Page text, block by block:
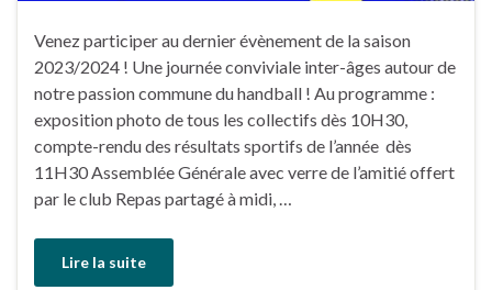
Venez participer au dernier évènement de la saison
2023/2024 ! Une journée conviviale inter-âges autour de
notre passion commune du handball ! Au programme :
exposition photo de tous les collectifs dès 10H30,
compte-rendu des résultats sportifs de l’année dès
11H30 Assemblée Générale avec verre de l’amitié offert
par le club Repas partagé à midi, …
Lire la suite